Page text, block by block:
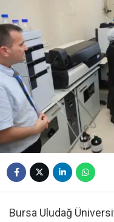
Bursa Uludağ